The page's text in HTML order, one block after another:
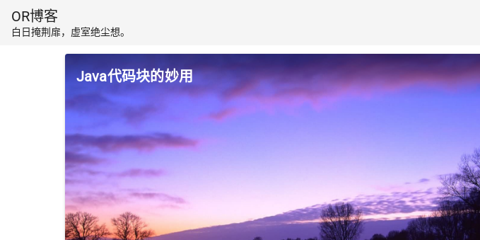
OR博客
白日掩荆扉，虚室绝尘想。
Java代码块的妙用